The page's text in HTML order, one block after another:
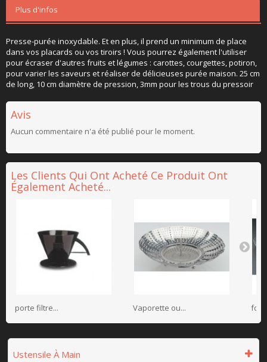
Plus d'infos
Presse-purée inoxydable. Et en plus, il prend un minimum de place
dans vos placards ou vos tiroirs ! Vous pourrez également l'utiliser
pour écraser d'autres fruits et légumes : carottes, courgettes, potiron,
pour varier les saveurs et réaliser de délicieuses purée maison. 25 cm
de long, 10 cm diamètre de pression, 3mm pour les trous du pressoir
Avis
Aucun commentaire n'a été publié pour le moment.
Les Clients Qui Ont Acheté Ce Produit Ont
Également Acheté...
porte filtre... Vaporette ou...
Ustensile À Main